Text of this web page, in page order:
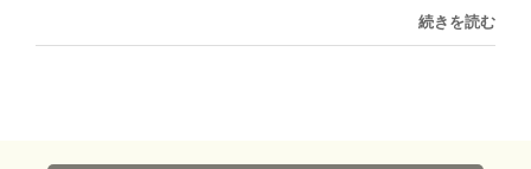
続きを読む